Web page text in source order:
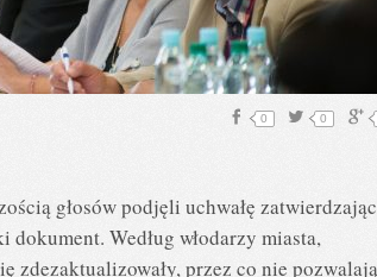
0
0
głosów podjęli uchwałę
Według włodarzy miasta,
zdezaktualizowały, przez co nie pozwalają